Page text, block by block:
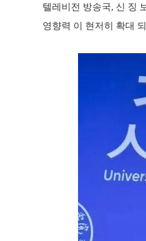
텔레비전 방송국, 신 징
영향력 이 현저히 확대